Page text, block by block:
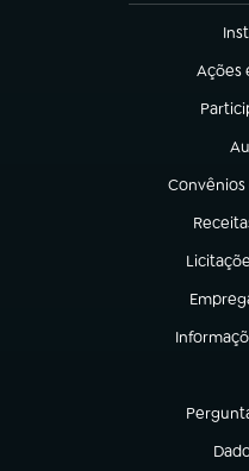
Ações
(abre
(abre
Convênios
(abre em
(abre
(abre
(abre
(abre em
(abre